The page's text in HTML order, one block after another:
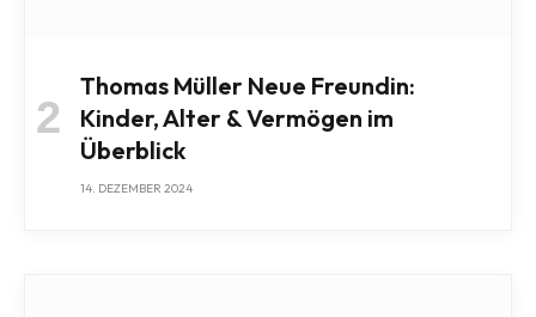
Thomas Müller Neue Freundin:
Kinder, Alter & Vermögen im
Überblick
14. DEZEMBER 2024